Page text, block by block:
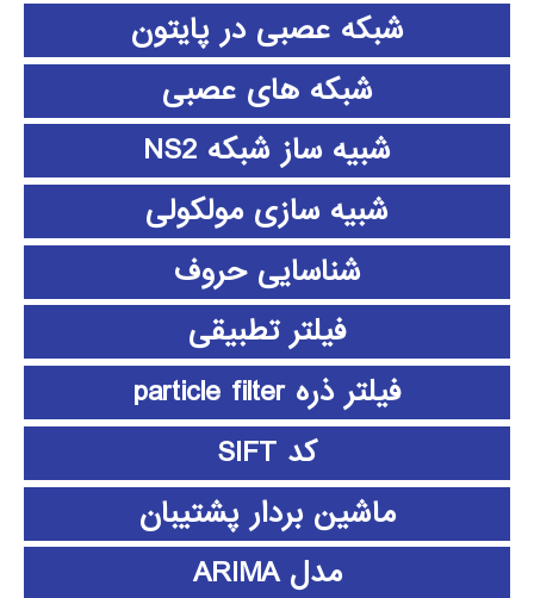
شبکه عصبی در پایتون
شبکه های عصبی
شبیه ساز شبکه NS2
شبیه سازی مولکولی
شناسایی حروف
فیلتر تطبیقی
فیلتر ذره particle filter
کد SIFT
ماشین بردار پشتیبان
مدل ARIMA